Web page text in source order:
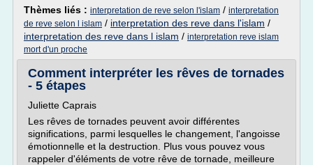
Thèmes liés : interpretation de reve selon l'islam / interpretation
de reve selon l islam / interpretation des reve dans l'islam /
interpretation des reve dans l islam / interpretation reve islam
mort d'un proche
Comment interpréter les rêves de tornades
- 5 étapes
Juliette Caprais
Les rêves de tornades peuvent avoir différentes
significations, parmi lesquelles le changement, l'angoisse
émotionnelle et la destruction. Plus vous pouvez vous
rappeler d'éléments de votre rêve de tornade, meilleure